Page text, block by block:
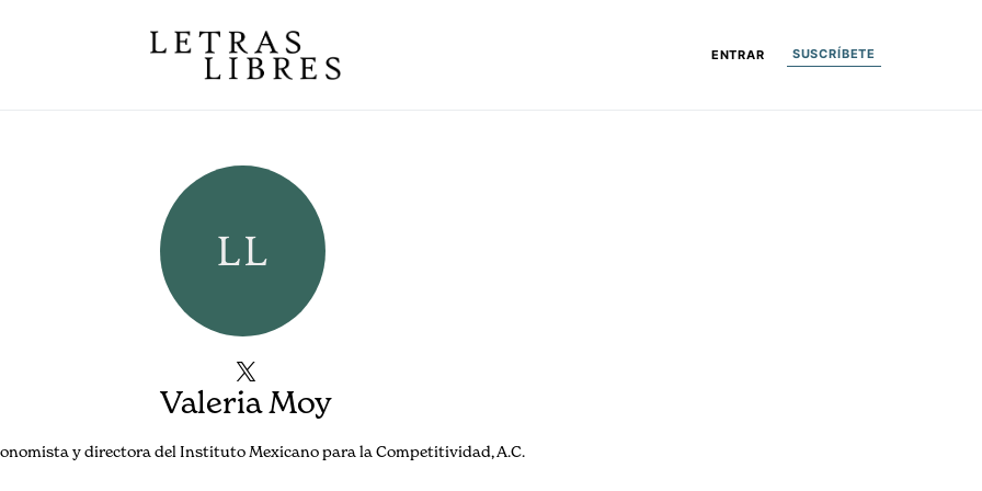
ENTRAR SUSCRÍBETE
Valeria Moy
y directora del Instituto Mexicano para la Competitividad, A.C.